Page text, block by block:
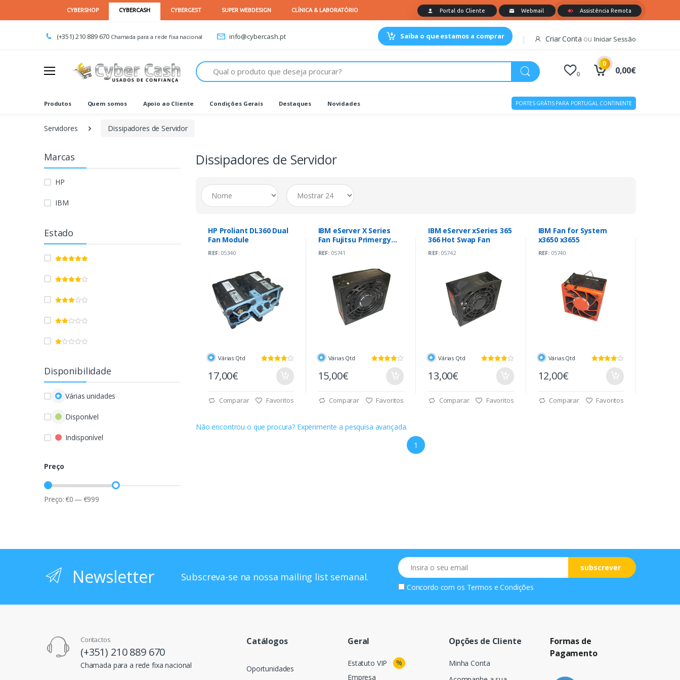
(+351) 210 889 670 Chamada para a rede fixa nacional info@cybercash.pt Saiba o que estamos a comprar Criar Conta ouIniciar Sessão
Procurar
0
0
0,00€
Produtos Quem somos Apoio ao Cliente Condições Gerais Destaques Novidades PORTES GRÁTIS PARA PORTUGAL CONTINENTE
Servidores Dissipadores de Servidor
Marcas
HP
IBM
Estado
Disponibilidade
Várias unidades
Disponível
Indisponível
Preço
Preço:€0 — €999
Dissipadores de Servidor
HP Proliant DL360 Dual
Fan Module
REF:05340
Várias Qtd
17,00€
Comparar Favoritos
IBM eServer X Series
Fan Fujitsu Primergy
REF:05741
Várias Qtd
15,00€
Comparar Favoritos
IBM eServer xSeries 365
366 Hot Swap Fan
REF:05742
Várias Qtd
13,00€
Comparar Favoritos
IBM Fan for System
x3650 x3655
REF:05740
Várias Qtd
12,00€
Comparar Favoritos
Não encontrou o que procura? Experimente a pesquisa avançada.
1
Newsletter Subscreva-se na nossa mailing list semanal.
Email
subscrever
Concordo com os Termos e Condições
Contactos
(+351) 210 889 670
Chamada para a rede fixa nacional
Catálogos
Oportunidades
Geral
Estatuto VIP
%
Empresa
Opções de Cliente
Minha Conta
Formas de
Pagamento